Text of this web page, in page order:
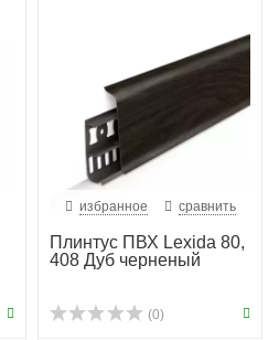
избранное сравнить
Плинтус ПВХ Lexida 80,
408 Дуб черненый
(0)